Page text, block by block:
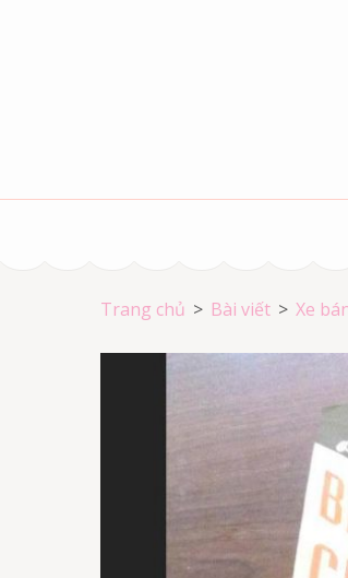
(ấn
Chả cá
Trang chủ > Bài viết > Xe